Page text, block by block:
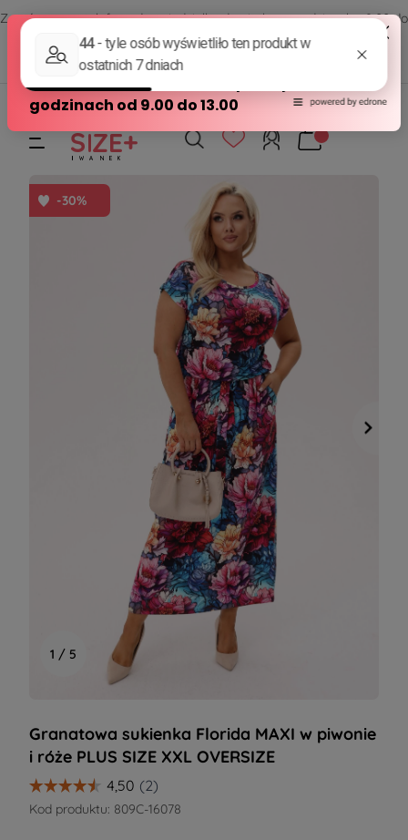
Zamów przez telefon od poniedziałku do piątku w godzinach - 8:00 do
15:00
570 390 351
sklep@modasizeplus.pl
-30%
1 / 5
Granatowa sukienka Florida MAXI w piwonie
i róże PLUS SIZE XXL OVERSIZE
Kod produktu: 809C-16078